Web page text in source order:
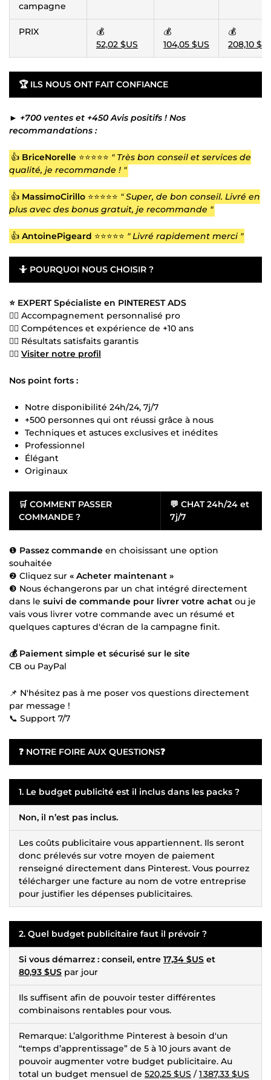
campagne
PRIX
💰
52,02 $US
💰
104,05 $US
💰
208,10
🏆 ILS NOUS ONT FAIT CONFIANCE
► +700 ventes et +450 Avis positifs ! Nos
recommandations :
👍 BriceNorelle⭐⭐⭐⭐⭐ " Très bon conseil et services de
qualité, je recommande ! "
👍 MassimoCirillo⭐⭐⭐⭐⭐ " Super, de bon conseil. Livré en
plus avec des bonus gratuit, je recommande "
👍 AntoinePigeard ⭐⭐⭐⭐⭐ " Livré rapidement merci "
🤷 POURQUOI NOUS CHOISIR ?
⭐ EXPERT Spécialiste en PINTEREST ADS
👍🏻 Accompagnement personnalisé pro
👍🏻 Compétences et expérience de +10 ans
👍🏻 Résultats satisfaits garantis
👍🏻 Visiter notre profil
Nos point forts :
Notre disponibilité 24h/24, 7j/7
+500 personnes qui ont réussi grâce à nous
Techniques et astuces exclusives et inédites
Professionnel
Élégant
Originaux
🛒 COMMENT PASSER
COMMANDE ?
💬 CHAT 24h/24 et
7j/7
❶ Passez commande en choisissant une option
souhaitée
❷ Cliquez sur « Acheter maintenant »
❸ Nous échangerons par un chat intégré directement
dans le suivi de commande pour livrer votre achat ou je
vais vous livrer votre commande avec un résumé et
quelques captures d'écran de la campagne finit.
💰 Paiement simple et sécurisé sur le site
CB ou PayPal
📌 N'hésitez pas à me poser vos questions directement
par message !
📞 Support 7/7
❓ NOTRE FOIRE AUX QUESTIONS❓
1. Le budget publicité est il inclus dans les packs ?
Non, il n’est pas inclus.
Les coûts publicitaire vous appartiennent. Ils seront
donc prélevés sur votre moyen de paiement
renseigné directement dans Pinterest. Vous pourrez
télécharger une facture au nom de votre entreprise
pour justifier les dépenses publicitaires.
2. Quel budget publicitaire faut il prévoir ?
Si vous démarrez : conseil, entre 17,34 $US et
80,93 $US par jour
Ils suffisent afin de pouvoir tester différentes
combinaisons rentables pour vous.
Remarque: L’algorithme Pinterest à besoin d'un
“temps d’apprentissage” de 5 à 10 jours avant de
pouvoir augmenter votre budget publicitaire. Au
total un budget mensuel de 520,25 $US /1 387,33 $US